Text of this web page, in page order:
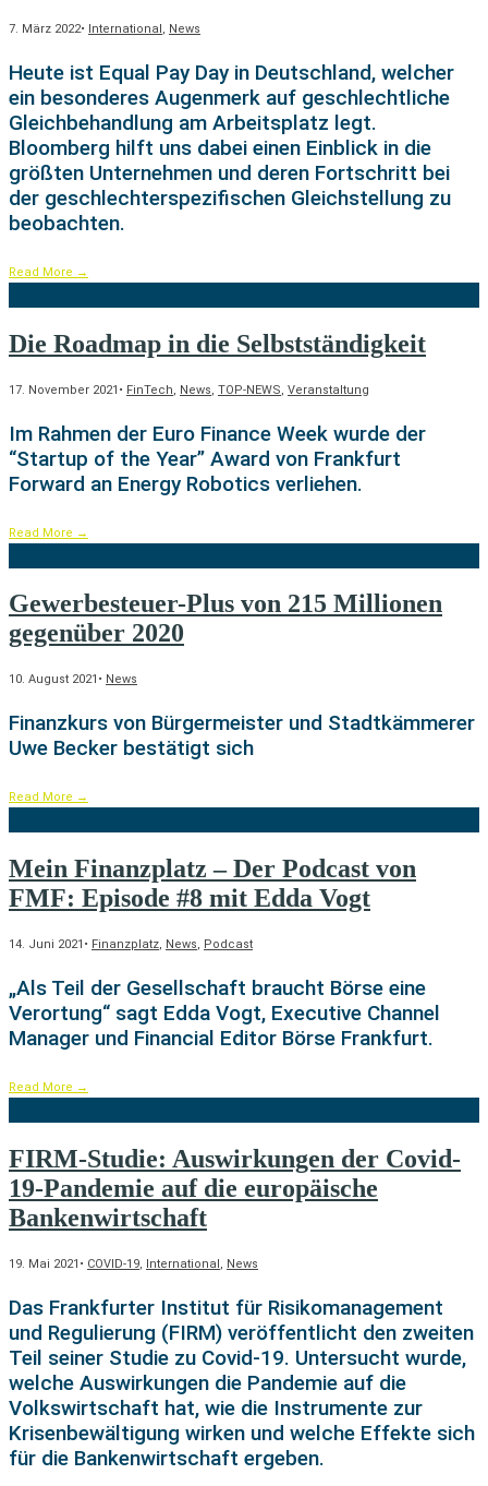
7. März 2022• International, News
Heute ist Equal Pay Day in Deutschland, welcher
ein besonderes Augenmerk auf geschlechtliche
Gleichbehandlung am Arbeitsplatz legt.
Bloomberg hilft uns dabei einen Einblick in die
größten Unternehmen und deren Fortschritt bei
der geschlechterspezifischen Gleichstellung zu
beobachten.
Read More →
Die Roadmap in die Selbstständigkeit
17. November 2021 • FinTech News TOP-NEWS Veranstaltung
Im Rahmen der Euro Finance Week wurde der
“Startup of the Year” Award von Frankfurt
Forward an Energy Robotics verliehen.
Read More →
Gewerbesteuer-Plus von 215 Millionen
gegenüber 2020
10. August 2021 • News
Finanzkurs von Bürgermeister und Stadtkämmerer
Uwe Becker bestätigt sich
Read More →
Mein Finanzplatz – Der Podcast von
FMF: Episode #8 mit Edda Vogt
14. Juni 2021 • Finanzplatz, News, Podcast
„Als Teil der Gesellschaft braucht Börse eine
Verortung“ sagt Edda Vogt, Executive Channel
Manager und Financial Editor Börse Frankfurt.
Read More →
FIRM-Studie: Auswirkungen der Covid-
19-Pandemie auf die europäische
Bankenwirtschaft
19. Mai 2021 • COVID-19, International, News
Das Frankfurter Institut für Risikomanagement
und Regulierung (FIRM) veröffentlicht den zweiten
Teil seiner Studie zu Covid-19. Untersucht wurde,
welche Auswirkungen die Pandemie auf die
Volkswirtschaft hat, wie die Instrumente zur
Krisenbewältigung wirken und welche Effekte sich
für die Bankenwirtschaft ergeben.